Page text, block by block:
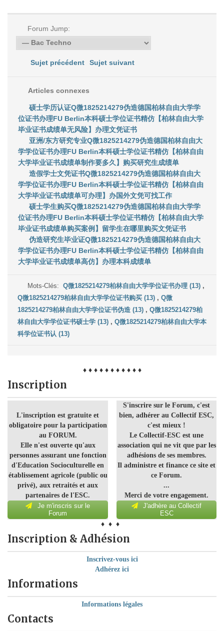
Forum Jump:
Sujet précédent Sujet suivant
Articles connexes
硕士学历认证Q微1825214279伪造德国柏林自由大学学
位证书办理FU Berlin本科硕士学位证书精仿【柏林自由大学
毕业证书成绩单无风险】办理文凭证书
亚洲/东方研究专业Q微1825214279伪造德国柏林自由大
学学位证书办理FU Berlin本科硕士学位证书精仿【柏林自由
大学毕业证书成绩单制作要多久】购买研究生成绩单
造假学士文凭证书Q微1825214279伪造德国柏林自由大
学学位证书办理FU Berlin本科硕士学位证书精仿【柏林自由
大学毕业证书成绩单可办理】办国外文凭可找工作
硕士学生购买Q微1825214279伪造德国柏林自由大学学
位证书办理FU Berlin本科硕士学位证书精仿【柏林自由大学
毕业证书成绩单购买案例】留学生在哪里购买文凭证书
伪造研究生毕业证Q微1825214279伪造德国柏林自由大
学学位证书办理FU Berlin本科硕士学位证书精仿【柏林自由
大学毕业证书成绩单高仿】办理本科成绩单
Mots-Clés:Q微1825214279柏林自由大学学位证书办理 (13) ,
Q微1825214279柏林自由大学学位证书购买 (13) , Q微
1825214279柏林自由大学学位证书伪造 (13) , Q微1825214279柏
林自由大学学位证书硕士学 (13) , Q微1825214279柏林自由大学本
科学位证书认 (13)
♦ ♦ ♦ ♦ ♦ ♦ ♦ ♦ ♦ ♦ ♦
Inscription
L'inscription est gratuite et
obligatoire pour la participation
au FORUM.
Elle n'est ouverte qu'aux
personnes assurant une fonction
d'Education Socioculturelle en
établissement agricole (public ou
privé), aux retraités et aux
partenaires de l'ESC.
Je m'inscris sur le
Forum
S'inscrire sur le Forum, c'est
bien, adhérer au Collectif ESC,
c'est mieux !
Le Collectif-ESC est une
association qui ne vit que par les
adhésions de ses membres.
Il administre et finance ce site et
ce Forum.
...
Merci de votre engagement.
J'adhère au Collectif
ESC
♦ ♦ ♦
Inscription & Adhésion
Inscrivez-vous ici
Adhérez ici
Informations
Informations légales
Contacts